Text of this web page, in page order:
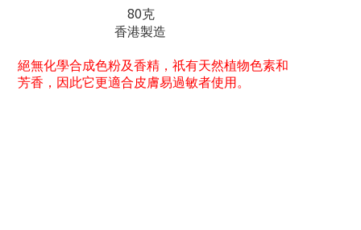
80克
香港製造
絕無化學合成色粉及香精，祇有天然植物色素和
芳香， 因此它更適合皮膚易過敏者使用。